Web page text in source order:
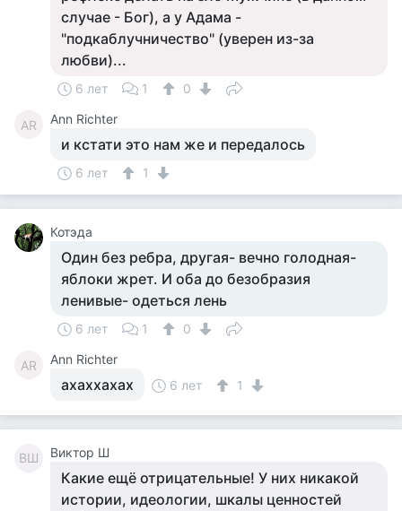
случае - Бог), а у Адама -
"подкаблучничество" (уверен из-за
любви)...
6 лет 1 0
AR Ann Richter
и кстати это нам же и передалось
6 лет 1
Котэда
Один без ребра, другая- вечно голодная-
яблоки жрет. И оба до безобразия
ленивые- одеться лень
6 лет 1 0
AR Ann Richter
ахаххахах 6 лет 1
ВШ Виктор Ш
Какие ещё отрицательные! У них никакой
истории, идеологии, шкалы ценностей